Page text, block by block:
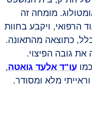
מומחה זה
הרפואי, ויקבע בחוות
כתוצאה מהתאונה.
גובה הפיצוי.
עו"ד אלעד גואטה,
מלא ומסודר.